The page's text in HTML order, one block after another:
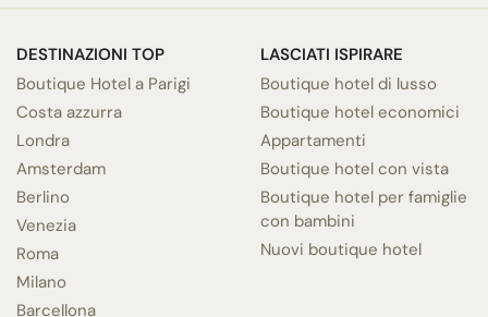
DESTINAZIONI TOP
Boutique Hotel a Parigi
Costa azzurra
Londra
Amsterdam
Berlino
Venezia
Roma
Milano
Barcellona
LASCIATI ISPIRARE
Boutique hotel di lusso
Boutique hotel economici
Appartamenti
Boutique hotel con vista
Boutique hotel per famiglie
con bambini
Nuovi boutique hotel